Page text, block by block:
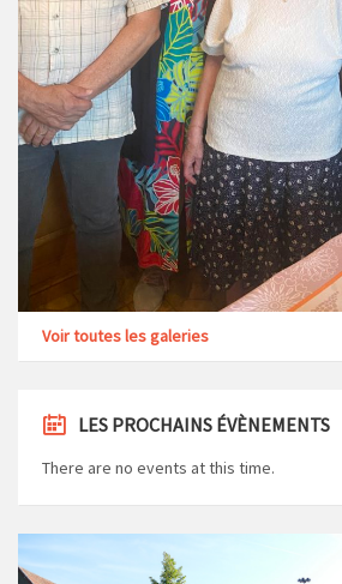
Voir toutes les galeries
LES PROCHAINS ÉVÈNEMENTS
There are no events at this time.